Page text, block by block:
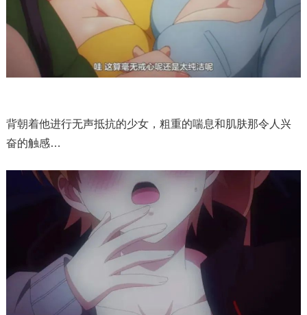
背朝着他进行无声抵抗的少女，粗重的喘息和肌肤那令人兴
奋的触感…